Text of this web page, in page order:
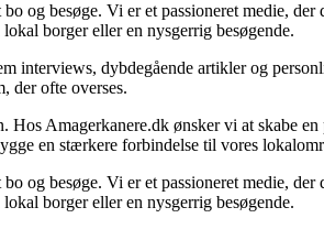
besøge. Vi er et passioneret medie,
borger eller en nysgerrig besøgende.
interviews, dybdegående artikler og
der ofte overses.
Amagerkanere.dk ønsker vi at skabe
en stærkere forbindelse til vores
besøge. Vi er et passioneret medie,
borger eller en nysgerrig besøgende.